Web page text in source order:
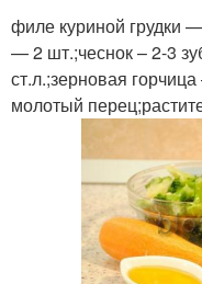
филе куриной грудки
— 2 шт.;чеснок – 2-3
ст.л.;зерновая
молотый